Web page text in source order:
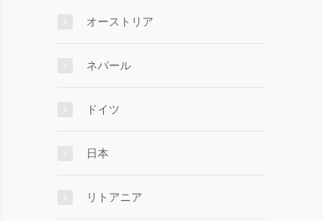
オーストリア
ネパール
ドイツ
日本
リトアニア